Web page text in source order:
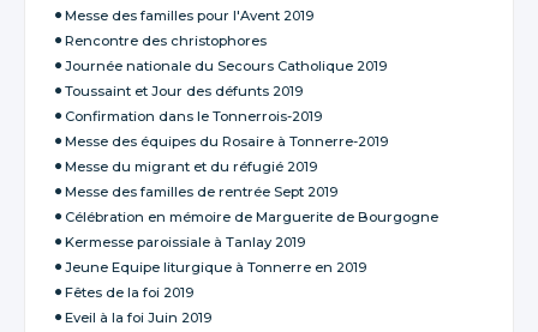
Messe des familles pour l'Avent 2019
Rencontre des christophores
Journée nationale du Secours Catholique 2019
Toussaint et Jour des défunts 2019
Confirmation dans le Tonnerrois-2019
Messe des équipes du Rosaire à Tonnerre-2019
Messe du migrant et du réfugié 2019
Messe des familles de rentrée Sept 2019
Célébration en mémoire de Marguerite de Bourgogne
Kermesse paroissiale à Tanlay 2019
Jeune Equipe liturgique à Tonnerre en 2019
Fêtes de la foi 2019
Eveil à la foi Juin 2019